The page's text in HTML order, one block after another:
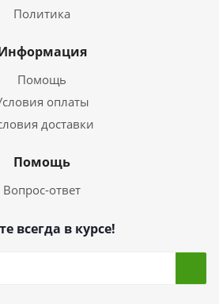
Политика
Помощь
оплаты
доставки
Помощь
Вопрос-ответ
всегда в курсе!